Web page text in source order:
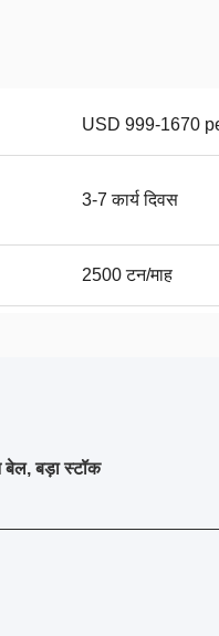
USD 999-1670
3-7 कार्य दिवस
2500 टन/माह
बेल, बड़ा स्टॉक